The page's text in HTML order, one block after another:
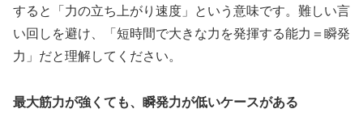
すると「力の立ち上がり速度」という意味です。難しい言
い回しを避け、「短時間で大きな力を発揮する能力＝瞬発
力」だと理解してください。
最大筋力が強くても、瞬発力が低いケースがある